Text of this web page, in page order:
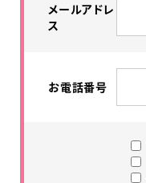
メールアドレ
ス
お電話番号